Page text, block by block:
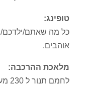
טופינג:
כל מה שאתם/ילדכם/
אוהבים.
מלאכת ההרכבה:
לחמם תנור ל 230 מעלות.